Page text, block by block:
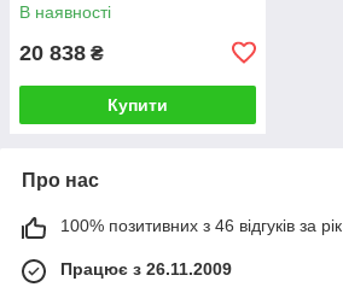
В наявності
20 838 ₴
Купити
Про нас
100% позитивних з 46 відгуків за рік
Працює з 26.11.2009